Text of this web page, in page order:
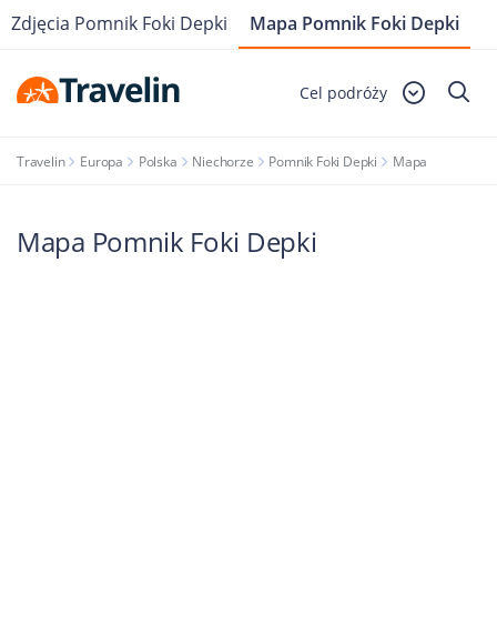
Cel podróży
Travelin Europa Polska Niechorze Pomnik Foki Depki Mapa
Zdjęcia Pomnik Foki Depki Mapa Pomnik Foki Depki
Mapa Pomnik Foki Depki